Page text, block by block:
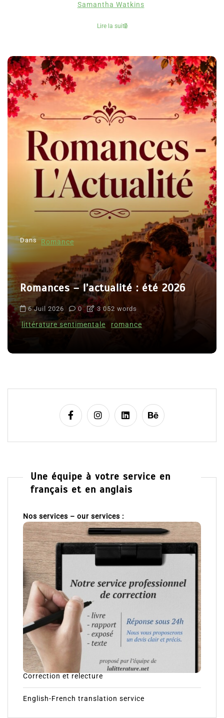
Samantha Watkins
Lire la suite
Dans Romance
Romances – l’actualité : été 2026
6 Juil 2026 0 3 052 words
littérature sentimentale romance
Une équipe à votre service en
français et en anglais
Nos services – our services :
Correction et relecture
English-French translation service